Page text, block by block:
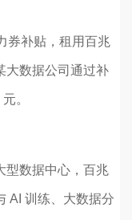
券补贴，租用百兆
大数据公司通过补
。
型数据中心，百兆
AI 训练、大数据分